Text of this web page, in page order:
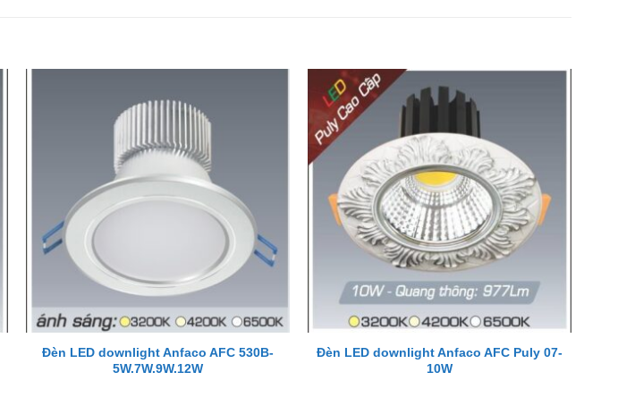
Đèn LED downlight Anfaco AFC 530B-
5W.7W.9W.12W
Đèn LED downlight Anfaco AFC Puly 07-
10W